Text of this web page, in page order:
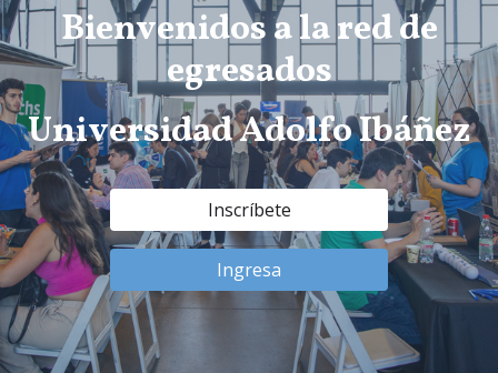
Bienvenidos a la red de
egresados
Universidad Adolfo Ibáñez
Inscrí­bete
Ingresa